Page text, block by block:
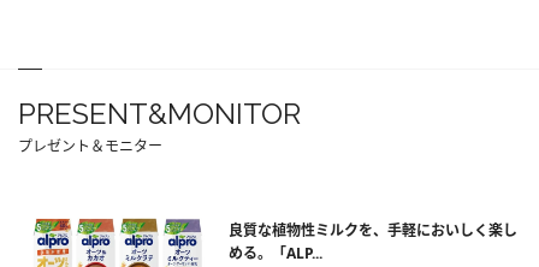
PRESENT&MONITOR
プレゼント＆モニター
良質な植物性ミルクを、手軽においしく楽し
める。「ALP...